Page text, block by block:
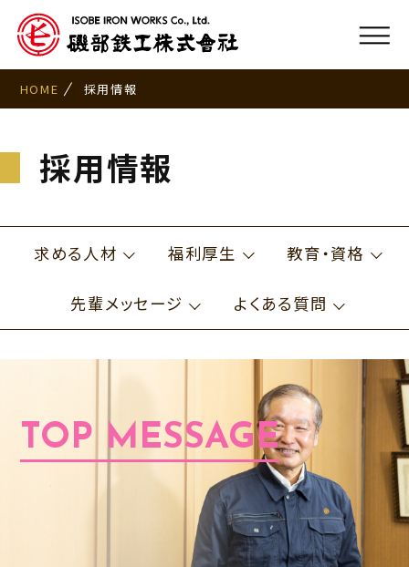
HOME 採用情報
採用情報
求める人材 福利厚生 教育・資格
先輩メッセージ よくある質問
TOP MESSAGE